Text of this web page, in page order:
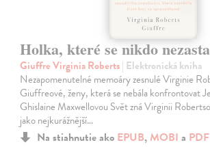
Holka, které se nikdo
Giuffre Virginia Roberts| Elektronická kniha
Nezapomenutelné memoáry zesnulé Virginie
Giuffreové, ženy, která se nebála konfrontovat
Ghislaine Maxwellovou Svět zná Virginii
jako nejkurážnější…
Na stiahnutie ako EPUB, MOBI a PDF